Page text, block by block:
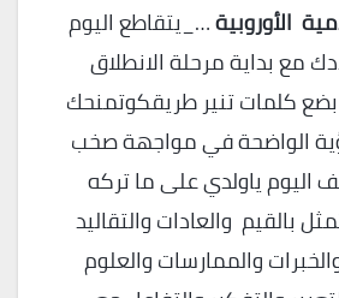
الأوروبية…_يتقاطع اليوم
مع بداية مرحلة الانطلاق
كلمات تنير طريقكوتمنحك
الواضحة في مواجهة صخب
اليوم ياولدي على ما تركه
بالقيم والعادات والتقاليد
والممارسات والعلوم